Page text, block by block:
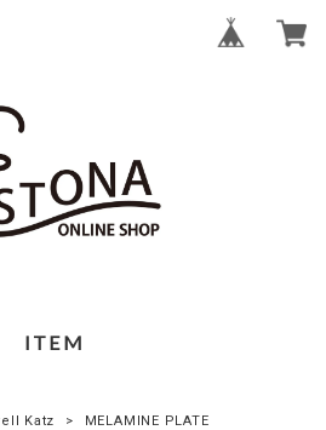
ITEM
Katz MELAMINE PLATE